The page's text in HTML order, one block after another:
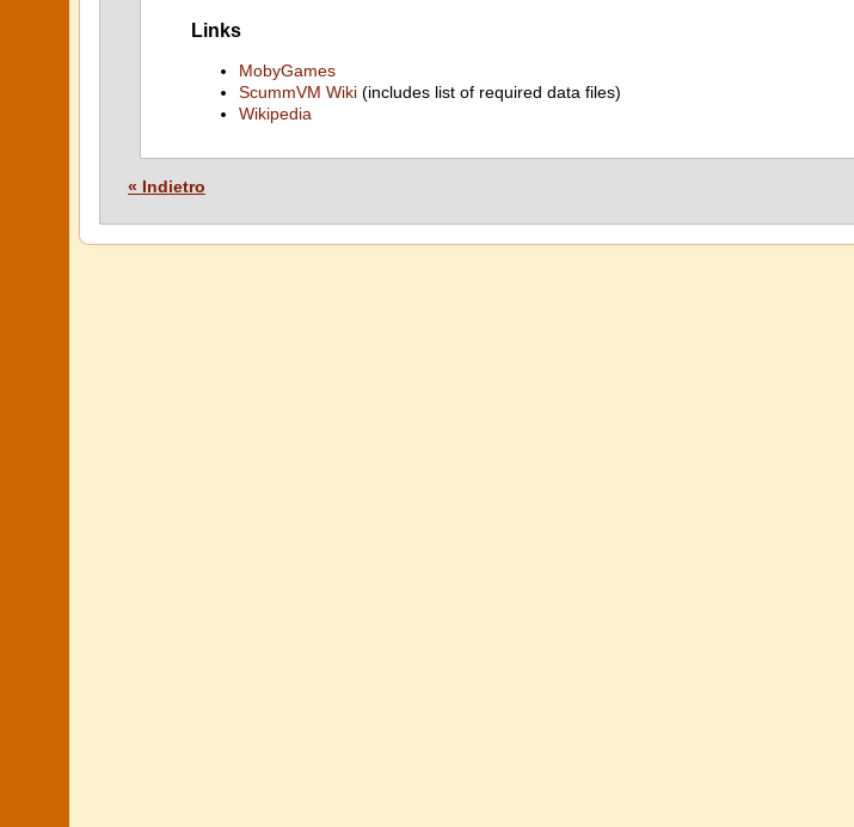
Links
MobyGames
ScummVM Wiki (includes list of required data files)
Wikipedia
« Indietro